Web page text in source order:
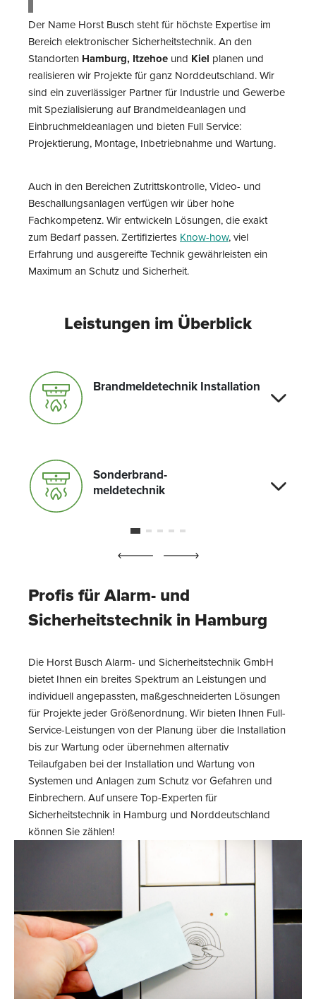
Der Name Horst Busch steht für höchste Expertise im
Bereich elektronischer Sicherheitstechnik. An den
Standorten Hamburg, Itzehoe und Kiel planen und
realisieren wir Projekte für ganz Norddeutschland. Wir
sind ein zuverlässiger Partner für Industrie und Gewerbe
mit Spezialisierung auf Brandmeldeanlagen und
Einbruchmeldeanlagen und bieten Full Service:
Projektierung, Montage, Inbetriebnahme und Wartung.
Auch in den Bereichen Zutrittskontrolle, Video- und
Beschallungsanlagen verfügen wir über hohe
Fachkompetenz. Wir entwickeln Lösungen, die exakt
zum Bedarf passen. Zertifiziertes Know-how, viel
Erfahrung und ausgereifte Technik gewährleisten ein
Maximum an Schutz und Sicherheit.
Leistungen im Überblick
Brandmeldetechnik Installation
Sonderbrand-
meldetechnik
Profis für Alarm- und
Sicherheitstechnik in Hamburg
Die Horst Busch Alarm- und Sicherheitstechnik GmbH
bietet Ihnen ein breites Spektrum an Leistungen und
individuell angepassten, maßgeschneiderten Lösungen
für Projekte jeder Größenordnung. Wir bieten Ihnen Full-
Service-Leistungen von der Planung über die Installation
bis zur Wartung oder übernehmen alternativ
Teilaufgaben bei der Installation und Wartung von
Systemen und Anlagen zum Schutz vor Gefahren und
Einbrechern. Auf unsere Top-Experten für
Sicherheitstechnik in Hamburg und Norddeutschland
können Sie zählen!